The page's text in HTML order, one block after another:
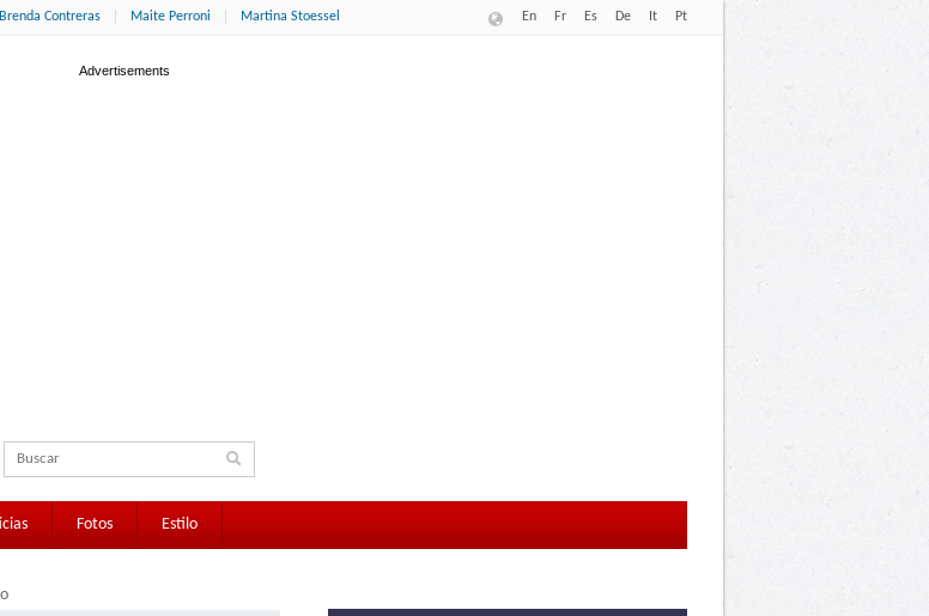
Contreras Maite Perroni Martina Stoessel En Fr Es De It Pt
Fotos Estilo